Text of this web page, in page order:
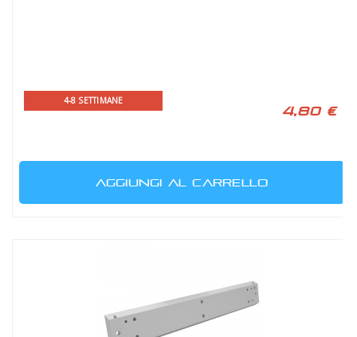
4-8 SETTIMANE
4,80 €
AGGIUNGI AL CARRELLO